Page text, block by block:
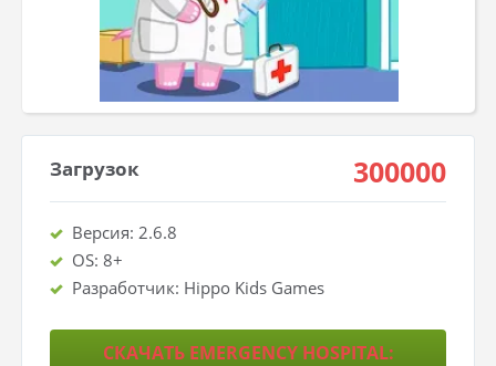
Загрузок 300000
Версия: 2.6.8
OS: 8+
Разработчик: Hippo Kids Games
СКАЧАТЬ EMERGENCY HOSPITAL: